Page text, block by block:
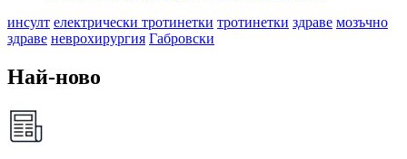
инсулт електрически тротинетки тротинетки здраве мозъчно
здраве неврохирургия Габровски
Най-ново